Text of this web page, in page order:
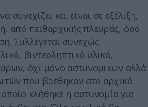
συνεχίζει και είναι σε εξέλιξη,
από πειθαρχικής πλευράς, όσο
Συλλέγεται συνεχώς
βιντεοληπτικό υλικό,
όχι μόνο αστυνομικών αλλά
που βρέθηκαν στο αρχικό
κλήθηκε η αστυνομία για